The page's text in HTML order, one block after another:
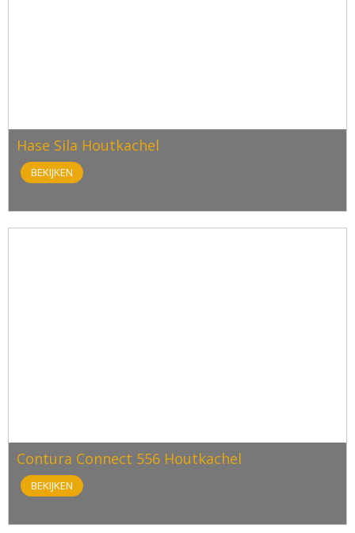
Hase Sila Houtkachel
BEKIJKEN
Contura Connect 556 Houtkachel
BEKIJKEN